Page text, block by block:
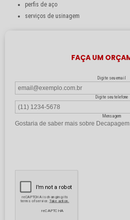
perfis de aço
serviços de usinagem
FAÇA UM
Digite seu email
Digite seu telefone
Mensagem